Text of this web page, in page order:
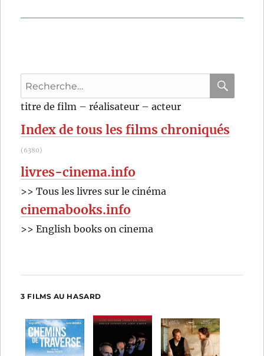
Recherche
pour
titre de film – réalisateur – acteur
Index de tous les films chroniqués
(6380)
livres-cinema.info
>> Tous les livres sur le cinéma
cinemabooks.info
>> English books on cinema
3 FILMS AU HASARD